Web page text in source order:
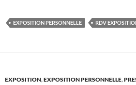
EXPOSITION PERSONNELLE RDV
EXPOSITION,EXPOSITION PERSONNELLE,